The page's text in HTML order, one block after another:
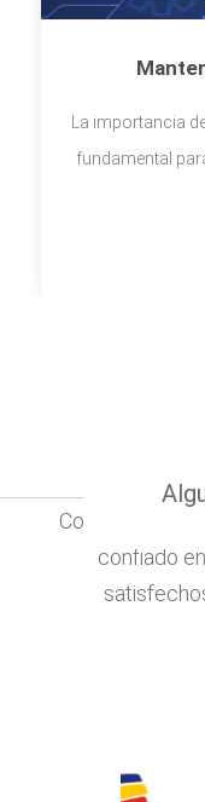
La importancia
fundamental
Conoce
confiado